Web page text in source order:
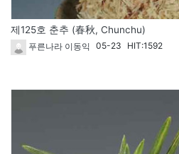
제125호 춘추 (春秋, Chunchu)
푸른나라 이동익 05-23 HIT:1592